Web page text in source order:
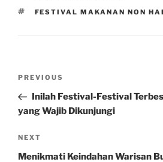
TAGS
FESTIVAL MAKANAN NON
Previous
Post
PREVIOUS
Inilah Festival-Festival
yang Wajib Dikunjungi
Next
Post
NEXT
Menikmati Keindahan Warisan